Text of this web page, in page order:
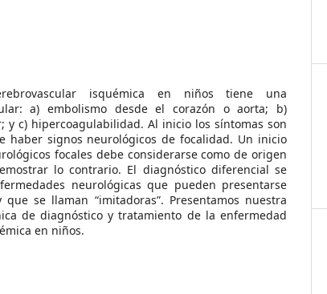
isquémica en niños tiene una
a) embolismo desde el corazón o aorta; b)
y c) hipercoagulabilidad. Al inicio los síntomas son
haber signos neurológicos de focalidad. Un inicio
focales debe considerarse como de origen
lo contrario. El diagnóstico diferencial se
neurológicas que pueden presentarse
se llaman “imitadoras”. Presentamos nuestra
de diagnóstico y tratamiento de la enfermedad
en niños.